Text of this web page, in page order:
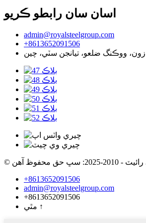
اسان سان رابطو ڪريو
admin@royalsteelgroup.com
+8613652091506
+8613652091506
admin@royalsteelgroup.com
+8613652091506
مٿي ↑